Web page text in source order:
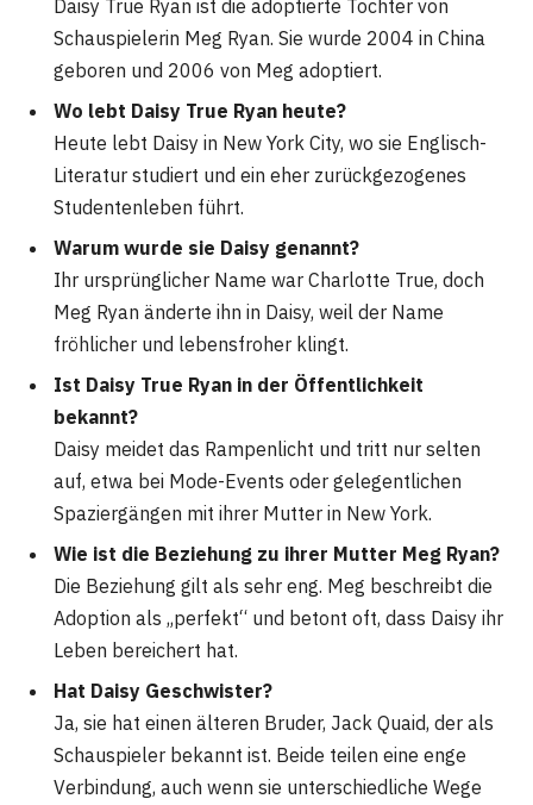
Daisy True Ryan ist die adoptierte Tochter von
Schauspielerin Meg Ryan. Sie wurde 2004 in China
geboren und 2006 von Meg adoptiert.
Wo lebt Daisy True Ryan heute?
Heute lebt Daisy in New York City, wo sie Englisch-
Literatur studiert und ein eher zurückgezogenes
Studentenleben führt.
Warum wurde sie Daisy genannt?
Ihr ursprünglicher Name war Charlotte True, doch
Meg Ryan änderte ihn in Daisy, weil der Name
fröhlicher und lebensfroher klingt.
Ist Daisy True Ryan in der Öffentlichkeit
bekannt?
Daisy meidet das Rampenlicht und tritt nur selten
auf, etwa bei Mode-Events oder gelegentlichen
Spaziergängen mit ihrer Mutter in New York.
Wie ist die Beziehung zu ihrer Mutter Meg Ryan?
Die Beziehung gilt als sehr eng. Meg beschreibt die
Adoption als „perfekt“ und betont oft, dass Daisy ihr
Leben bereichert hat.
Hat Daisy Geschwister?
Ja, sie hat einen älteren Bruder, Jack Quaid, der als
Schauspieler bekannt ist. Beide teilen eine enge
Verbindung, auch wenn sie unterschiedliche Wege